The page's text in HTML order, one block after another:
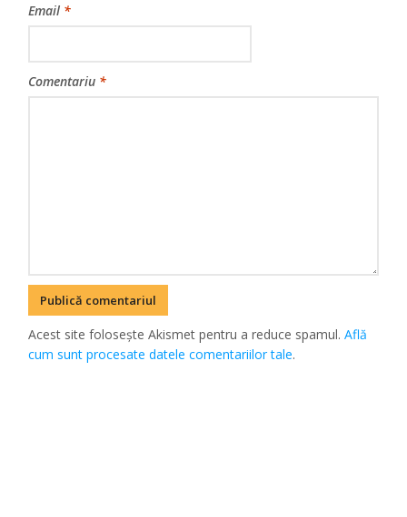
Email *
Comentariu *
Acest site folosește Akismet pentru a reduce spamul.Află
cum sunt procesate datele comentariilor tale.